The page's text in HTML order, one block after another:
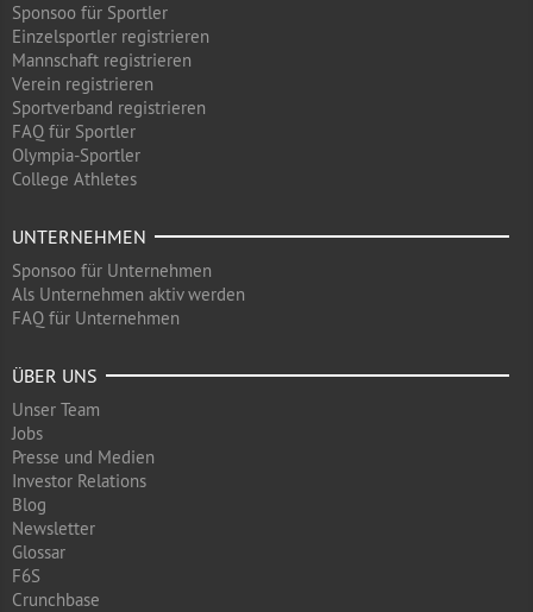
Sponsoo für Sportler
Einzelsportler registrieren
Mannschaft registrieren
Verein registrieren
Sportverband registrieren
FAQ für Sportler
Olympia-Sportler
College Athletes
UNTERNEHMEN
Sponsoo für Unternehmen
Als Unternehmen aktiv werden
FAQ für Unternehmen
ÜBER UNS
Unser Team
Jobs
Presse und Medien
Investor Relations
Blog
Newsletter
Glossar
F6S
Crunchbase